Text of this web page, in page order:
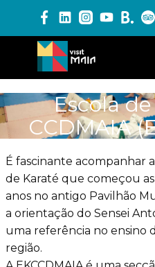
PRODUTOS E SERVIÇOS
EXPERIÊNCIAS
Escola
CCDMAIA
É fascinante acompanhar
de Karaté que começou
anos no antigo Pavilhão
a orientação do Sensei
uma referência no ensino
região.